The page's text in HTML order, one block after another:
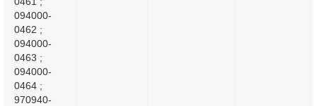
094000-
0462 ;
094000-
0463 ;
094000-
0464 ;
970940-